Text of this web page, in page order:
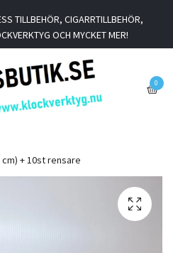
TILLBEHÖR, CIGARRTILLBEHÖR,
OCH MYCKET MER!
0
+ 10st rensare